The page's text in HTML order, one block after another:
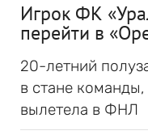
Игрок ФК
перейти в
20-летний
в стане
вылетела в ФНЛ